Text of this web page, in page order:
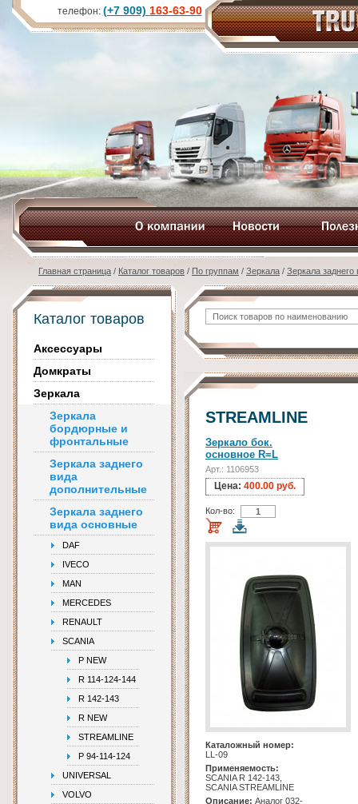
Главная страница / Каталог товаров / По группам / Зеркала / Зеркала
Каталог товаров
Аксессуары
Домкраты
Зеркала
Зеркала
бордюрные и
фронтальные
Зеркала заднего
вида
дополнительные
Зеркала заднего
вида основные
DAF
IVECO
MAN
MERCEDES
RENAULT
SCANIA
P NEW
R 114-124-144
R 142-143
R NEW
STREAMLINE
Р 94-114-124
UNIVERSAL
VOLVO
STREAMLINE
Зеркало бок.
основное R=L
Арт.: 1106953
Цена: 400.00 руб.
Кол-во:
Каталожный номер:
LL-09
Применяемость:
SCANIA R 142-143,
SCANIA STREAMLINE
Описание: Аналог 032-
телефон: (+7 909) 163-63-90